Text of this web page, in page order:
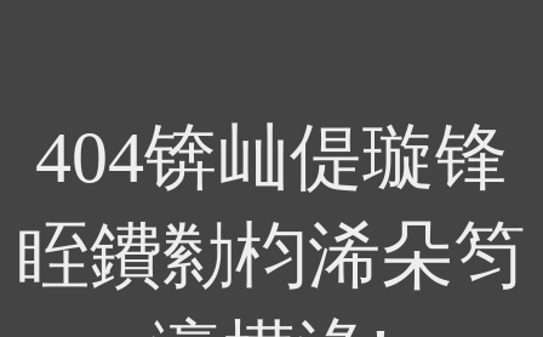
404锛屾偍璇锋
眰鐨勬枃浠朵笉